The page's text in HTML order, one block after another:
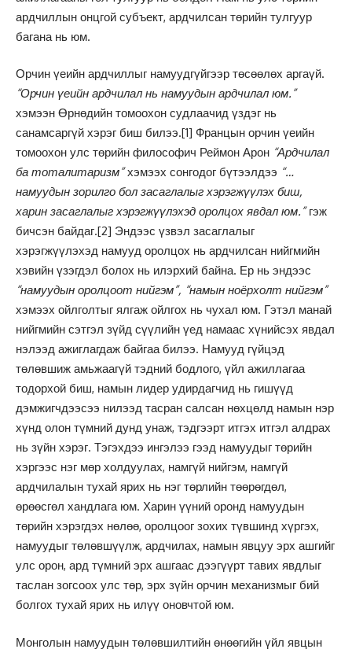
ардчиллын онцгой субъект, ардчилсан төрийн тулгуур
багана нь юм.
Орчин үеийн ардчиллыг намуудгүйгээр төсөөлөх аргаүй.
“Орчин үеийн ардчилал нь намуудын ардчилал юм.”
хэмээн Өрнөдийн томоохон судлаачид үздэг нь
санамсаргүй хэрэг биш билээ.[1] Францын орчин үеийн
томоохон улс төрийн философич Реймон Арон “Ардчилал
ба тоталитаризм”хэмээх сонгодог бүтээлдээ “…
намуудын зорилго бол засаглалыг хэрэгжүүлэх биш,
харин засаглалыг хэрэгжүүлэхэд оролцох явдал юм.”гэж
бичсэн байдаг.[2] Эндээс үзвэл засаглалыг
хэрэгжүүлэхэд намууд оролцох нь ардчилсан нийгмийн
хэвийн үзэгдэл болох нь илэрхий байна. Ер нь эндээс
“намуудын оролцоот нийгэм”, “намын ноёрхолт нийгэм”
хэмээх ойлголтыг ялгаж ойлгох нь чухал юм. Гэтэл манай
нийгмийн сэтгэл зүйд сүүлийн үед намаас хүнийсэх явдал
нэлээд ажиглагдаж байгаа билээ. Намууд гүйцэд
төлөвшиж амьжаагүй тэдний бодлого, үйл ажиллагаа
тодорхой биш, намын лидер удирдагчид нь гишүүд
дэмжигчдээсээ нилээд тасран салсан нөхцөлд намын нэр
хүнд олон түмний дунд унаж, тэдгээрт итгэх итгэл алдрах
нь зүйн хэрэг. Тэгэхдээ ингэлээ гээд намуудыг төрийн
хэргээс нэг мөр холдуулах, намгүй нийгэм, намгүй
ардчилалын тухай ярих нь нэг төрлийн төөрөгдөл,
өрөөсгөл хандлага юм. Харин үүний оронд намуудын
төрийн хэрэгдэх нөлөө, оролцоог зохих түвшинд хүргэх,
намуудыг төлөвшүүлж, ардчилах, намын явцуу эрх ашгийг
улс орон, ард түмний эрх ашгаас дээгүүрт тавих явдлыг
таслан зогсоох улс төр, эрх зүйн орчин механизмыг бий
болгох тухай ярих нь илүү оновчтой юм.
Монголын намуудын төлөвшилтийн өнөөгийн үйл явцын